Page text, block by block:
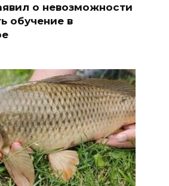
о невозможности
обучение в